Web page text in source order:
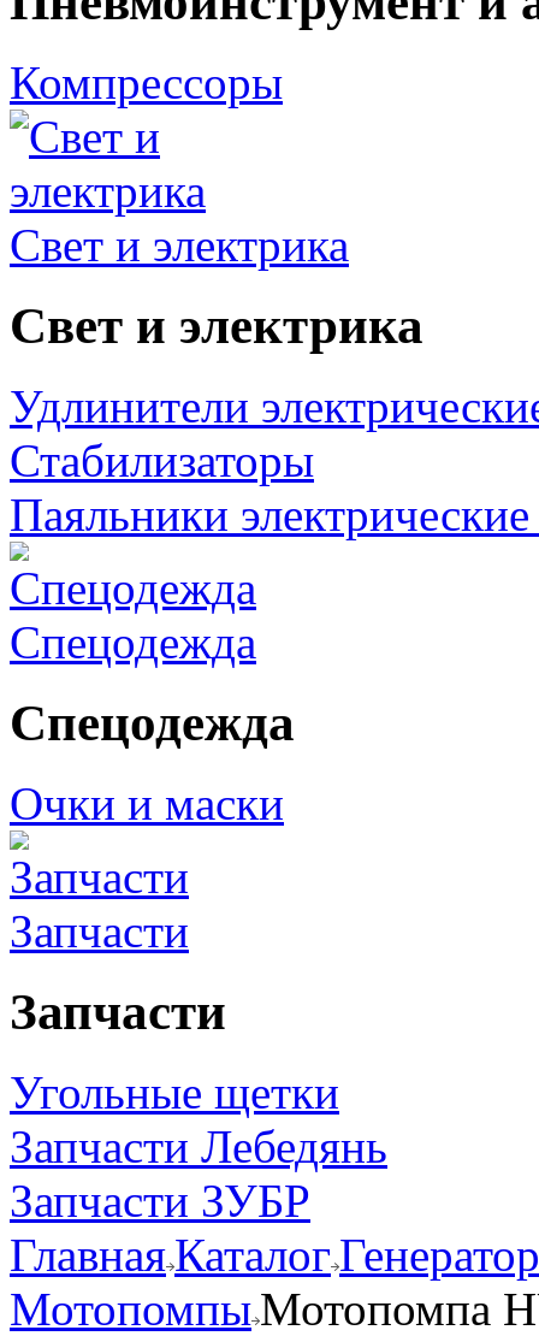
Компрессоры
Свет и электрика
Свет и электрика
Удлинители
Стабилизаторы
Паяльники
Спецодежда
Спецодежда
Очки и маски
Запчасти
Запчасти
Угольные щетки
Запчасти Лебедянь
Запчасти ЗУБР
ГлавнаяКаталог
МотопомпыМотопомпа